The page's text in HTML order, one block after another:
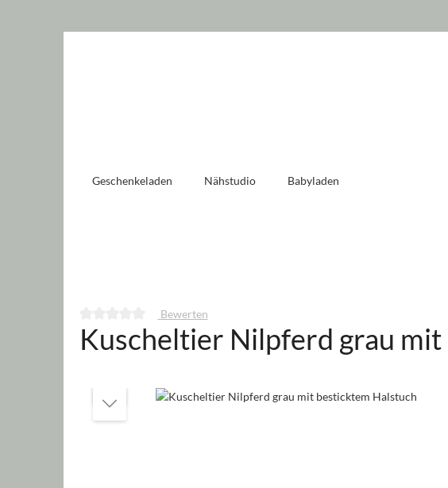
Geschenkeladen Nähstudio Babyladen
Durchschnittliche Bewertung von 0 von 5 Sternen
Bewerten
Kuscheltier Nilpferd grau
Bildergalerie überspringen